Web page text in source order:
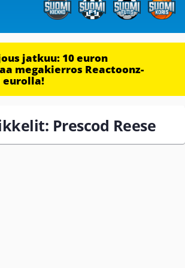
jatkuu: 10 euron
megakierros Reactoonz-
eurolla!
Prescod Reese